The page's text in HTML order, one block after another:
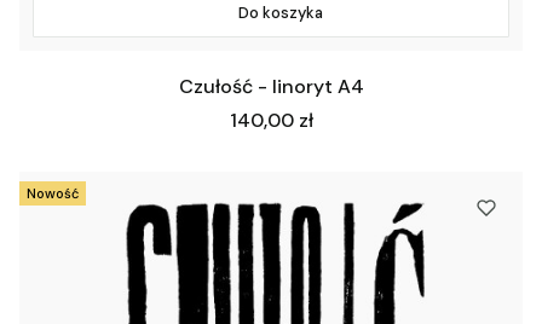
Do koszyka
Czułość - linoryt A4
Cena
140,00 zł
Nowość